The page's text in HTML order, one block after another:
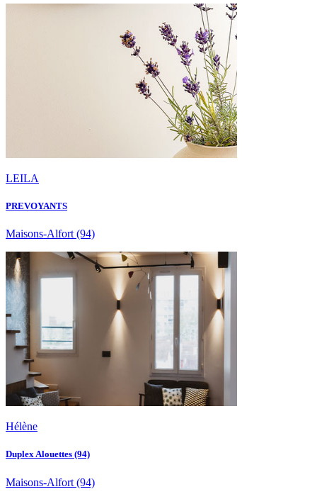
LEILA
PREVOYANTS
Maisons-Alfort (94)
Hélène
Duplex Alouettes (94)
Maisons-Alfort (94)